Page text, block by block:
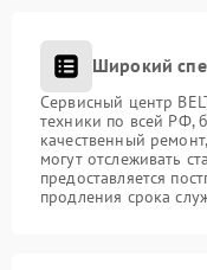
Широкий
Сервисный центр
техники по всей РФ,
качественный
могут отслеживать
предоставляется
продления срока